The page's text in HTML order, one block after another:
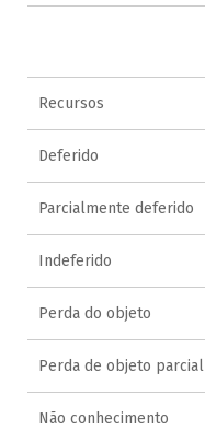
Recursos
Deferido
Parcialmente deferido
Indeferido
Perda do objeto
Perda de objeto parcial
Não conhecimento